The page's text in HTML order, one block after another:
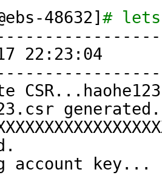
48632] #
22:23:04
generated.
account key...